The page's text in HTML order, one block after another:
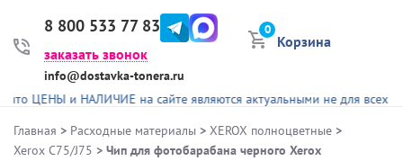
8 800 533 77 83
заказать звонок
info@dostavka-tonera.ru
0
Корзина
и НАЛИЧИЕ на сайте являются актуальными не для всех
Главная > Расходные материалы > XEROX полноцветные >
Xerox C75/J75 > Чип для фотобарабана черного Xerox